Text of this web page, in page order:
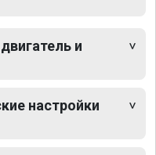
и
настройки